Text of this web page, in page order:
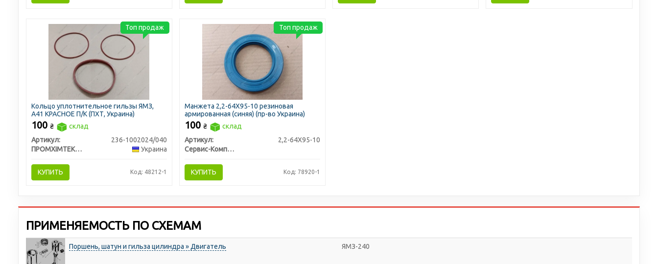
Кольцо уплотнительное гильзы ЯМЗ,
А41 КРАСНОЕ П/К (ПХТ, Украина)
100 ₴
склад
Артикул:
236-1002024/040
ПРОМХІМТЕКС ТОВ
Украина
КУПИТЬ Код: 48212-1
Топ продаж
Манжета 2,2-64X95-10 резиновая
армированная (синяя) (пр-во Украина)
100 ₴
склад
Артикул:
2,2-64X95-10
Сервис-Комплектация ООО, Украина
КУПИТЬ Код: 78920-1
Топ продаж
ПРИМЕНЯЕМОСТЬ ПО СХЕМАМ
Поршень, шатун и гильза цилиндра » Двигатель ЯМЗ-240